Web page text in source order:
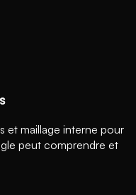
et maillage interne pour
peut comprendre et